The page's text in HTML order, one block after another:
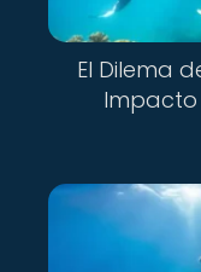
El Dilema
Impacto